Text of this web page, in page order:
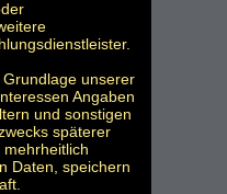
unserer
Angaben
und sonstigen
späterer
Daten, speichern